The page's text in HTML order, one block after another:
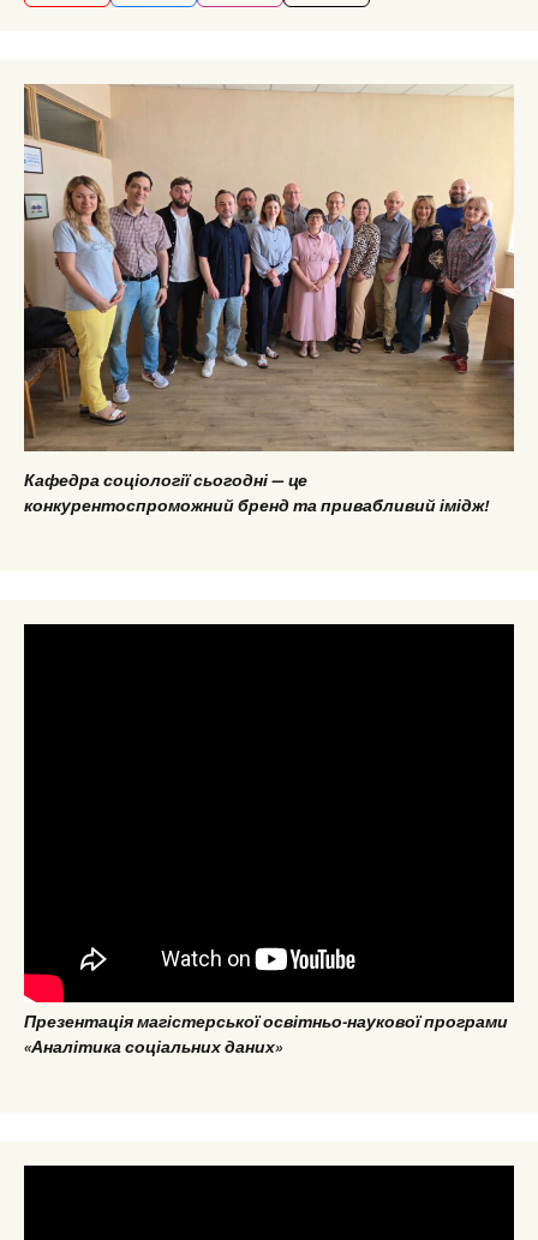
Кафедра соціології сьогодні — це
конкурентоспроможний бренд та привабливий імідж!
Презентація магістерської освітньо-наукової програми
«Аналітика соціальних даних»